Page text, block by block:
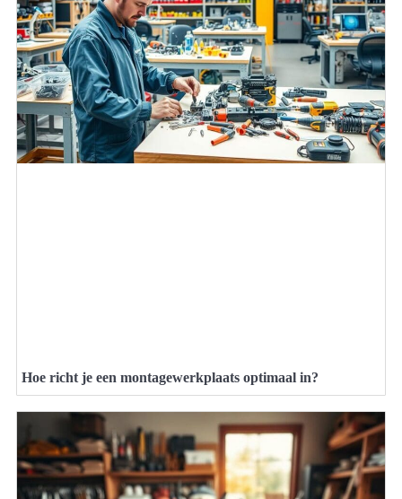
Hoe richt je een montagewerkplaats optimaal in?